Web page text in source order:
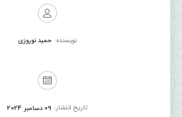
نویسنده: حمید نوروزی
تاریخ انتشار: 09 دسامبر 2024